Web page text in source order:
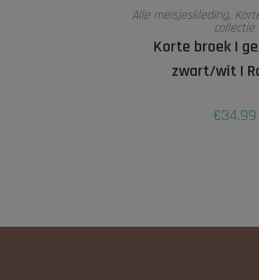
OPTIES
Alle meisjeskleding,
collectie
Korte broek |
zwart/wit |
€34,99